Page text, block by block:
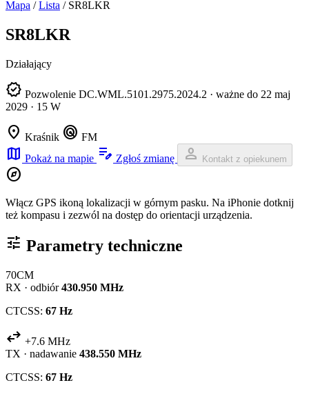
Mapa / Lista / SR8LKR
SR8LKR
Działający
verified Pozwolenie DC.WML.5101.2975.2024.2 · ważne do 22 maj
2029 · 15 W
location_on Kraśnik radar FM
map Pokaż na mapie edit_note Zgłoś zmianę person Kontakt z opiekunem
explore
Włącz GPS ikoną lokalizacji w górnym pasku. Na iPhonie dotknij
też kompasu i zezwól na dostęp do orientacji urządzenia.
tune Parametry techniczne
70CM
RX · odbiór 430.950 MHz
CTCSS: 67 Hz
swap_horiz +7.6 MHz
TX · nadawanie 438.550 MHz
CTCSS: 67 Hz